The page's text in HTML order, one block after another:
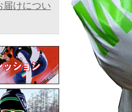
届けについ